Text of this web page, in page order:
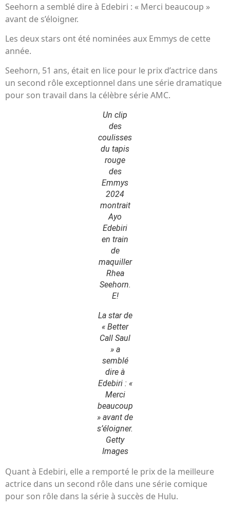
Seehorn a semblé dire à Edebiri : « Merci beaucoup »
avant de s’éloigner.
Les deux stars ont été nominées aux Emmys de cette
année.
Seehorn, 51 ans, était en lice pour le prix d’actrice dans
un second rôle exceptionnel dans une série dramatique
pour son travail dans la célèbre série AMC.
Un clip
des
coulisses
du tapis
rouge
des
Emmys
2024
montrait
Ayo
Edebiri
en train
de
maquiller
Rhea
Seehorn.
E!
La star de
« Better
Call Saul
» a
semblé
dire à
Edebiri : «
Merci
beaucoup
» avant de
s’éloigner.
Getty
Images
Quant à Edebiri, elle a remporté le prix de la meilleure
actrice dans un second rôle dans une série comique
pour son rôle dans la série à succès de Hulu.